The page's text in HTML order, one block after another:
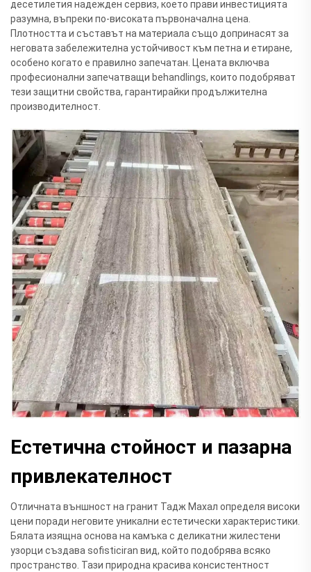
десетилетия надежден сервиз, което прави инвестицията
разумна, въпреки по-високата първоначална цена.
Плотността и съставът на материала също допринасят за
неговата забележителна устойчивост към петна и етиране,
особено когато е правилно запечатан. Цената включва
професионални запечатващи behandlings, които подобряват
тези защитни свойства, гарантирайки продължителна
производителност.
Естетична стойност и пазарна
привлекателност
Отличната външност на гранит Тадж Махал определя високи
цени поради неговите уникални естетически характеристики.
Бялата изящна основа на камъка с деликатни жилестени
узорци създава sofisticiran вид, който подобрява всяко
пространство. Тази природна красива консистентност